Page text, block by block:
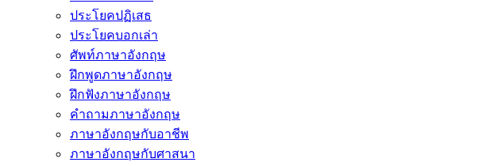
ประโยคปฏิเสธ
ประโยคบอกเล่า
ศัพท์ภาษาอังกฤษ
ฝึกพูดภาษาอังกฤษ
ฝึกฟังภาษาอังกฤษ
คำถามภาษาอังกฤษ
ภาษาอังกฤษกับอาชีพ
ภาษาอังกฤษกับศาสนา